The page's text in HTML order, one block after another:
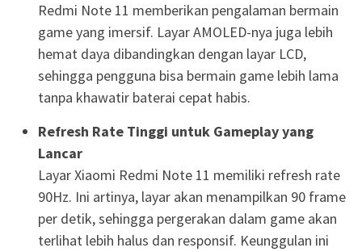
Redmi Note 11 memberikan pengalaman bermain
game yang imersif. Layar AMOLED-nya juga lebih
hemat daya dibandingkan dengan layar LCD,
sehingga pengguna bisa bermain game lebih lama
tanpa khawatir baterai cepat habis.
Refresh Rate Tinggi untuk Gameplay yang
Lancar
Layar Xiaomi Redmi Note 11 memiliki refresh rate
90Hz. Ini artinya, layar akan menampilkan 90 frame
per detik, sehingga pergerakan dalam game akan
terlihat lebih halus dan responsif. Keunggulan ini